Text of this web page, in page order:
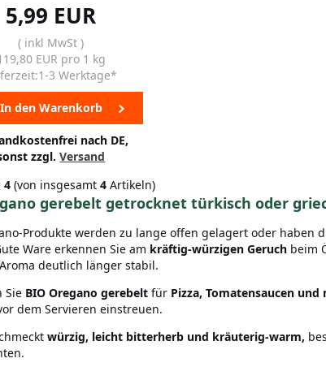
5,99 EUR
( inkl MwSt )
EUR pro 1 kg
3 Werktage*
In den Warenkorb
nach DE,
zzgl.Versand
4 (von insgesamt 4 Artikeln)
gerebelt getrocknet türkisch oder
Produkte werden zu lange offen gelagert oder
Ware erkennen Sie am kräftig-würzigen Geruch beim
deutlich länger stabil.
Sie BIO Oregano gerebelt für Pizza, Tomatensaucen
dem Servieren einstreuen.
würzig, leicht bitterherb und kräuterig-warm,